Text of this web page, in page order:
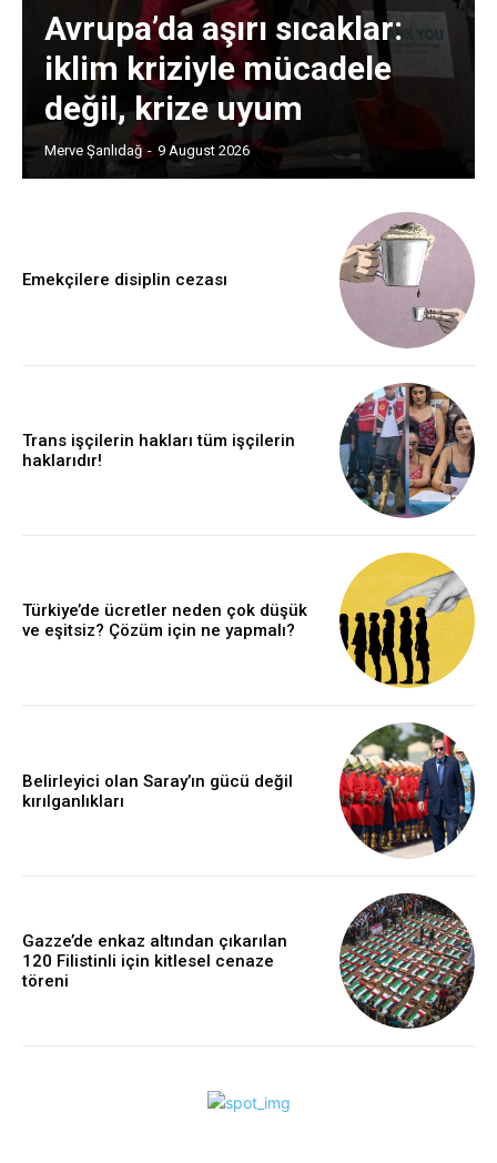
Avrupa’da aşırı sıcaklar:
iklim kriziyle mücadele
değil, krize uyum
Merve Şanlıdağ - 9 August 2026
Emekçilere disiplin cezası
Trans işçilerin hakları tüm işçilerin
haklarıdır!
Türkiye’de ücretler neden çok düşük
ve eşitsiz? Çözüm için ne yapmalı?
Belirleyici olan Saray’ın gücü değil
kırılganlıkları
Gazze’de enkaz altından çıkarılan
120 Filistinli için kitlesel cenaze
töreni